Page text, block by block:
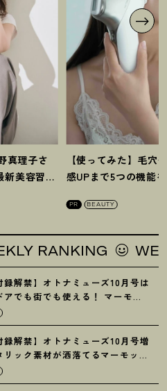
真理子さ
新美容習慣
【使ってみた】毛穴
感UPまで5つの機能
PR BEAUTY
RANKING
録解禁】オトナミューズ10月号は
アでも街でも使える ！ マーモッ
ルダー
録解禁】オトナミューズ10月号増
リック素材が洒落てるマーモット
グ